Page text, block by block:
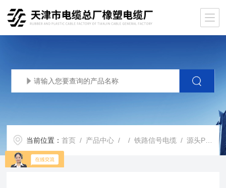
当前位置：首页 / 产品中心 / /铁路信号电缆 / 源头PTYA聚乙烯绝缘综合护套铁路信号电缆